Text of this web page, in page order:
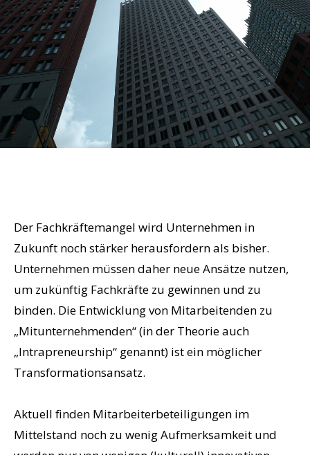
Der Fachkräftemangel wird Unternehmen in
Zukunft noch stärker herausfordern als bisher.
Unternehmen müssen daher neue Ansätze nutzen,
um zukünftig Fachkräfte zu gewinnen und zu
binden. Die Entwicklung von Mitarbeitenden zu
„Mitunternehmenden“ (in der Theorie auch
„Intrapreneurship“ genannt) ist ein möglicher
Transformationsansatz.
Aktuell finden Mitarbeiterbeteiligungen im
Mittelstand noch zu wenig Aufmerksamkeit und